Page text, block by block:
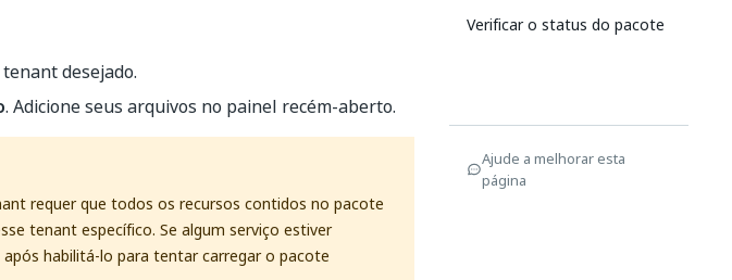
desejado.
. Adicione seus arquivos no painel recém-aberto.
requer que todos os recursos contidos no pacote
tenant específico. Se algum serviço estiver
habilitá-lo para tentar carregar o pacote
Verificar o status do pacote
Ajude a melhorar esta
página